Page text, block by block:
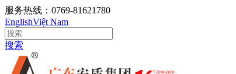
服务热线：0769-81621780
EnglishViệt Nam
搜索